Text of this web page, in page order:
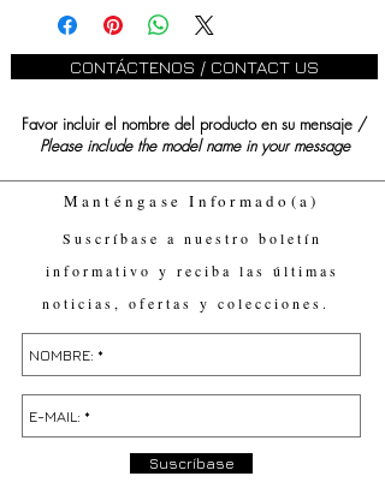
CONTÁCTENOS / CONTACT US
Favor incluir el nombre del producto en su mensaje /
Please include the model name in your message
Manténgase Informado(a)
Suscríbase a nuestro boletín
informativo y reciba las últimas
noticias, ofertas y colecciones.
Suscríbase